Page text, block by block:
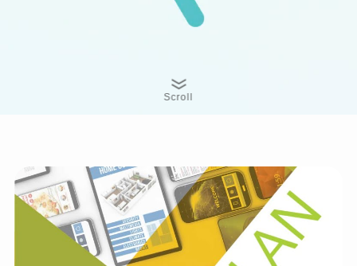
Scroll